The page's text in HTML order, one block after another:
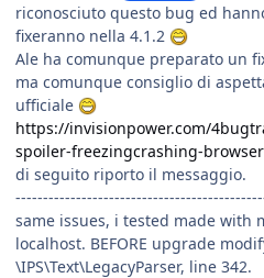
riconosciuto questo bug ed
fixeranno nella 4.1.2
Ale ha comunque preparato un
ma comunque consiglio di
ufficiale
https://invisionpower.com/
spoiler-freezingcrashing-
di seguito riporto il messaggio.
same issues, i tested made with
localhost. BEFORE upgrade
\IPS\Text\LegacyParser, line 342.